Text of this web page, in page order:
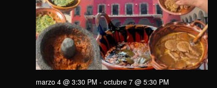
marzo 4 @ 3:30 PM - octubre 7 @ 5:30 PM